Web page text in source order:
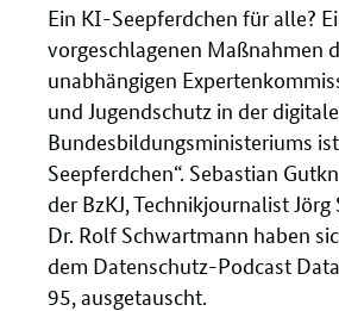
Ein KI-Seepferdchen für alle?
vorgeschlagenen Maßnahmen
unabhängigen
und Jugendschutz in der
Bundesbildungsministeriums
Seepferdchen“. Sebastian
der BzKJ, Technikjournalist Jörg
Dr. Rolf Schwartmann haben
dem Datenschutz-Podcast
95, ausgetauscht.